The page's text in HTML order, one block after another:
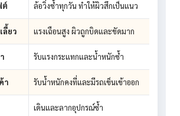
ต์ ล้อวิ่งซ้ำทุกวัน ทำให้ผิวสึกเป็นแนว
ลี้ยว แรงเฉือนสูง ผิวถูกบิดและขัดมาก
รับแรงกระแทกและน้ำหนักซ้ำ
า รับน้ำหนักคงที่และมีรถเข็นเข้าออก
เดินและลากอุปกรณ์ซ้ำ